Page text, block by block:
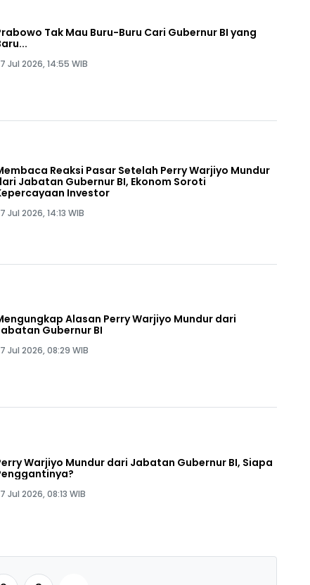
Tak Mau Buru-Buru Cari Gubernur BI yang
Jul 2026, 14:55 WIB
Reaksi Pasar Setelah Perry Warjiyo Mundur
Jabatan Gubernur BI, Ekonom Soroti
Investor
Jul 2026, 14:13 WIB
Alasan Perry Warjiyo Mundur dari
Gubernur BI
Jul 2026, 08:29 WIB
Warjiyo Mundur dari Jabatan Gubernur BI, Siapa
Jul 2026, 08:13 WIB